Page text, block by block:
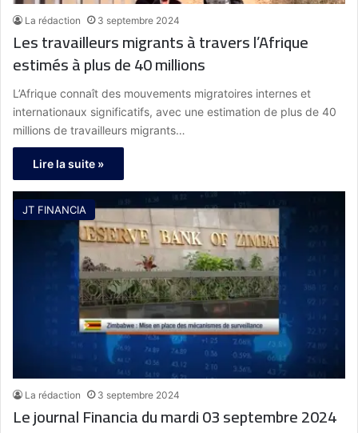
La rédaction 3 septembre 2024
Les travailleurs migrants à travers l’Afrique
estimés à plus de 40 millions
L’Afrique connaît des mouvements migratoires internes et
internationaux significatifs, avec une estimation de plus de 40
millions de travailleurs migrants…
Lire la suite »
JT FINANCIA
La rédaction 3 septembre 2024
Le journal Financia du mardi 03 septembre 2024